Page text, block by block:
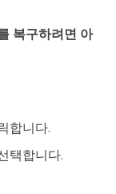
복구하려면 아
합니다.
택합니다.